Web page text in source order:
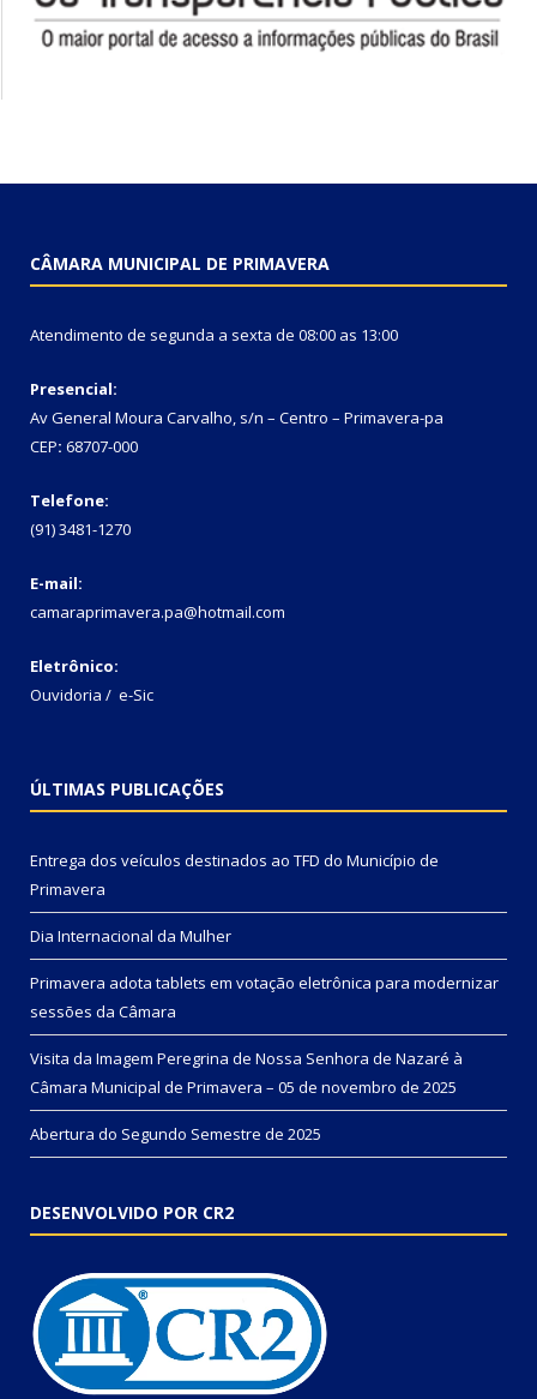
CÂMARA MUNICIPAL DE PRIMAVERA
Atendimento de segunda a sexta de 08:00 as 13:00
Presencial:
Av General Moura Carvalho, s/n – Centro – Primavera-pa
CEP: 68707-000
Telefone:
(91) 3481-1270
E-mail:
camaraprimavera.pa@hotmail.com
Eletrônico:
Ouvidoria / e-Sic
ÚLTIMAS PUBLICAÇÕES
Entrega dos veículos destinados ao TFD do Município de
Primavera
Dia Internacional da Mulher
Primavera adota tablets em votação eletrônica para modernizar
sessões da Câmara
Visita da Imagem Peregrina de Nossa Senhora de Nazaré à
Câmara Municipal de Primavera – 05 de novembro de 2025
Abertura do Segundo Semestre de 2025
DESENVOLVIDO POR CR2